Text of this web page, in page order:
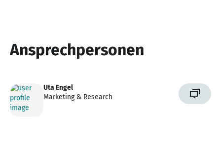
Ansprechpersonen
Uta Engel
Marketing & Research